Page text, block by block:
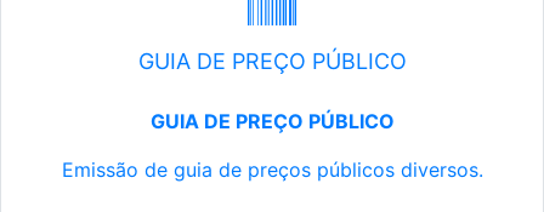
GUIA DE PREÇO PÚBLICO
GUIA DE PREÇO PÚBLICO
Emissão de guia de preços públicos diversos.